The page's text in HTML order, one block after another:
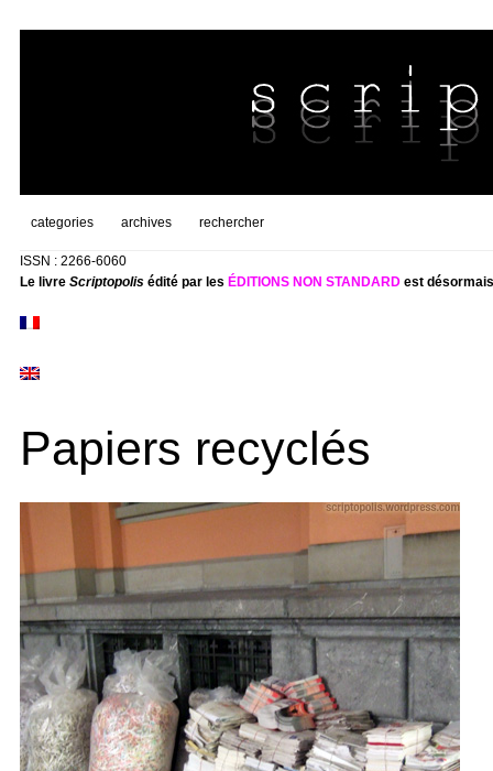
categories archives rechercher
ISSN : 2266-6060
Le livre Scriptopolisédité par les ÉDITIONS NON STANDARDest
Papiers recyclés